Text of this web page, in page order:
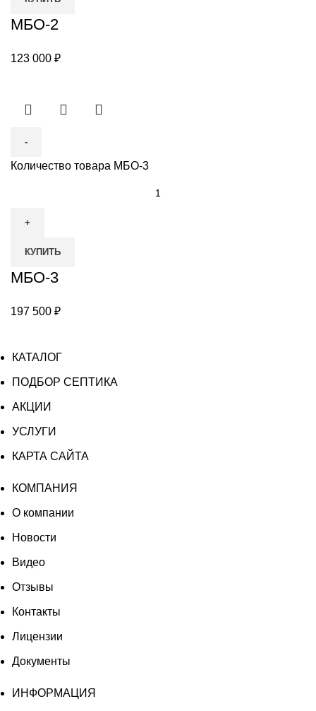
МБО-2
123 000 ₽
Количество товара МБО-3
КУПИТЬ
МБО-3
197 500 ₽
КАТАЛОГ
ПОДБОР СЕПТИКА
АКЦИИ
УСЛУГИ
КАРТА САЙТА
КОМПАНИЯ
О компании
Новости
Видео
Отзывы
Контакты
Лицензии
Документы
ИНФОРМАЦИЯ